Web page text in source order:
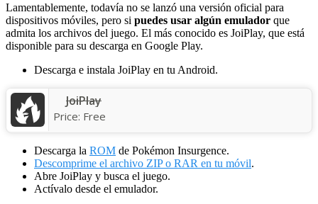
Lamentablemente, todavía no se lanzó una versión oficial para
dispositivos móviles, pero si puedes usar algún emulador que
admita los archivos del juego. El más conocido es JoiPlay, que está
disponible para su descarga en Google Play.
Descarga e instala JoiPlay en tu Android.
JoiPlay
Price: Free
Descarga la ROM de Pokémon Insurgence.
Descomprime el archivo ZIP o RAR en tu móvil.
Abre JoiPlay y busca el juego.
Actívalo desde el emulador.